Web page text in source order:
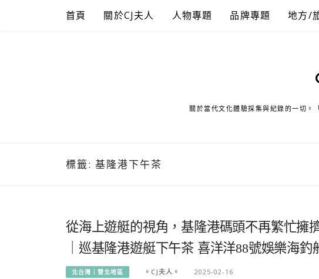
首頁 關於CJ夫人 人物專題 品牌專題 地方/
關於當代文化體驗採集與紀錄的一切。
標籤: 基隆港下午茶
從海上遊艇的視角，基隆港碼頭不再繁忙擁
｜巡基隆港遊艇下午茶 喜洋洋88號娛樂海釣
北台灣｜雙北地區 。CJ夫人。 2025-02-16